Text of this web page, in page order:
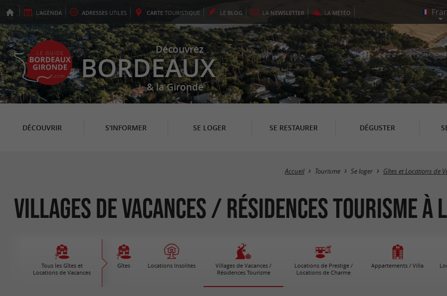
L'AGENDA ADRESSES UTILES CARTE TOURISTIQUE LE BLOG LA NEWSLETTER LA MÉTÉO
Découvrez
BORDEAUX
& la Gironde
DÉCOUVRIR S'INFORMER SE LOGER SE RESTAURER DÉGUSTER
Accueil Tourisme Se loger Gîtes et Locations de
Villages de Vacances / Résidences Tourisme à
Tous les Gîtes et
Locations de Vacances
Gîtes Locations Insolites
Villages de Vacances /
Résidences Tourisme
Locations de Prestige /
Locations de Charme
Appartements / Villa